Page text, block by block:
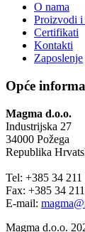
O nama
Proizvodi i
Certifikati
Kontakti
Zaposlenje
Opće
Magma d.o.o.
Industrijska 27
34000 Požega
Republika
Tel: +385 34 211
Fax: +385 34
E-mail:
Magma d.o.o.